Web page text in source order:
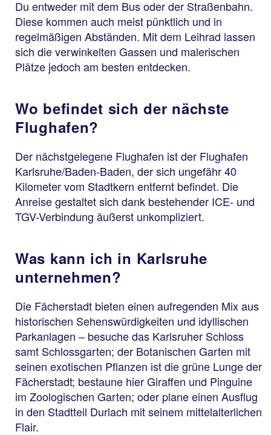
Du entweder mit dem Bus oder der Straßenbahn.
Diese kommen auch meist pünktlich und in
regelmäßigen Abständen. Mit dem Leihrad lassen
sich die verwinkelten Gassen und malerischen
Plätze jedoch am besten entdecken.
Wo befindet sich der nächste
Flughafen?
Der nächstgelegene Flughafen ist der Flughafen
Karlsruhe/Baden-Baden, der sich ungefähr 40
Kilometer vom Stadtkern entfernt befindet. Die
Anreise gestaltet sich dank bestehender ICE- und
TGV-Verbindung äußerst unkompliziert.
Was kann ich in Karlsruhe
unternehmen?
Die Fächerstadt bieten einen aufregenden Mix aus
historischen Sehenswürdigkeiten und idyllischen
Parkanlagen – besuche das Karlsruher Schloss
samt Schlossgarten; der Botanischen Garten mit
seinen exotischen Pflanzen ist die grüne Lunge der
Fächerstadt; bestaune hier Giraffen und Pinguine
im Zoologischen Garten; oder plane einen Ausflug
in den Stadtteil Durlach mit seinem mittelalterlichen
Flair.